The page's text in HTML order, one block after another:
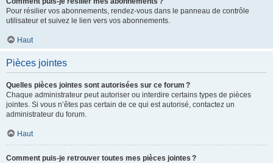
Pour résilier vos abonnements, rendez-vous dans le panneau de contrôle
utilisateur et suivez le lien vers vos abonnements.
Haut
Pièces jointes
Quelles pièces jointes sont autorisées sur ce forum ?
Chaque administrateur peut autoriser ou interdire certains types de pièces
jointes. Si vous n’êtes pas certain de ce qui est autorisé, contactez un
administrateur du forum.
Haut
Comment puis-je retrouver toutes mes pièces jointes ?